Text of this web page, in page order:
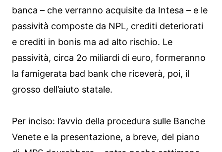
banca – che verranno acquisite da Intesa – e le
passività composte da NPL, crediti deteriorati
e crediti in bonis ma ad alto rischio. Le
passività, circa 2o miliardi di euro, formeranno
la famigerata bad bank che riceverà, poi, il
grosso dell’aiuto statale.
Per inciso: l’avvio della procedura sulle Banche
Venete e la presentazione, a breve, del piano